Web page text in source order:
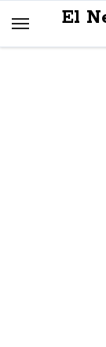
El